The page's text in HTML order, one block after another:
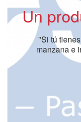
"Si tú
manzana e